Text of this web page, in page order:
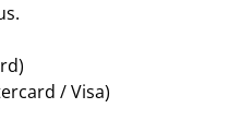
/ Visa)